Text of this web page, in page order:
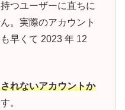
つユーザーに直ちに
。実際のアカウント
早くて 2023 年 12
れないアカウントか
。